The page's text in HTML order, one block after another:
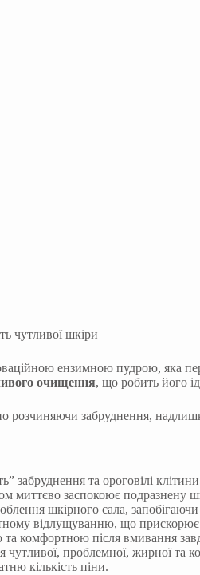
чутливої шкіри
ензимною пудрою, яка
очищення, що робить його
забруднення,
забруднення та ороговілі
миттєво заспокоює подразнену
шкірного сала,
відлущуванню, що
комфортною після вмивання
проблемної, жирної та
кількість піни.